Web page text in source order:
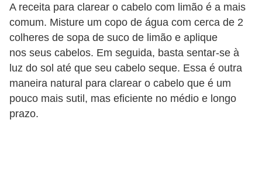
A receita para clarear o cabelo com limão é a mais
comum. Misture um copo de água com cerca de 2
colheres de sopa de suco de limão e aplique
nos seus cabelos. Em seguida, basta sentar-se à
luz do sol até que seu cabelo seque. Essa é outra
maneira natural para clarear o cabelo que é um
pouco mais sutil, mas eficiente no médio e longo
prazo.